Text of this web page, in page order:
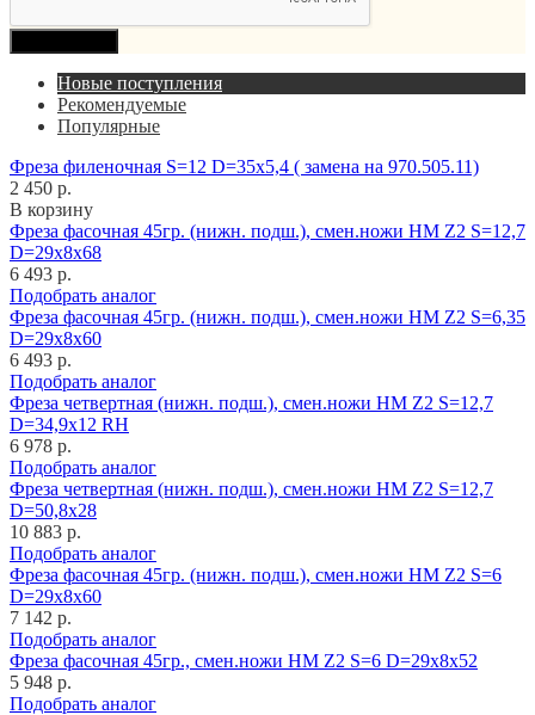
Новые поступления
Рекомендуемые
Популярные
Фреза филеночная S=12 D=35x5,4 ( замена на 970.505.11)
2 450 р.
В корзину
Фреза фасочная 45гр. (нижн. подш.), смен.ножи HM Z2 S=12,7
D=29x8x68
6 493 р.
Подобрать аналог
Фреза фасочная 45гр. (нижн. подш.), смен.ножи HM Z2 S=6,35
D=29x8x60
6 493 р.
Подобрать аналог
Фреза четвертная (нижн. подш.), смен.ножи HM Z2 S=12,7
D=34,9x12 RH
6 978 р.
Подобрать аналог
Фреза четвертная (нижн. подш.), смен.ножи HM Z2 S=12,7
D=50,8x28
10 883 р.
Подобрать аналог
Фреза фасочная 45гр. (нижн. подш.), смен.ножи HM Z2 S=6
D=29x8x60
7 142 р.
Подобрать аналог
Фреза фасочная 45гр., смен.ножи HM Z2 S=6 D=29x8x52
5 948 р.
Подобрать аналог